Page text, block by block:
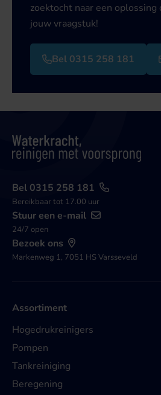
zoektocht naar een oplossing
jouw vraagstuk!
Bel 0315 258 181
Bel 0315 258 181
Bereikbaar tot 17.00 uur
Stuur een e-mail
24/7 open
Bezoek ons
Markenweg 1, 7051 HS Varsseveld
Assortiment
Hogedrukreinigers
Pompen
Tankreiniging
Beregening